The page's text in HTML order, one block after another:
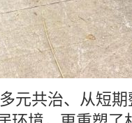
元共治、从短